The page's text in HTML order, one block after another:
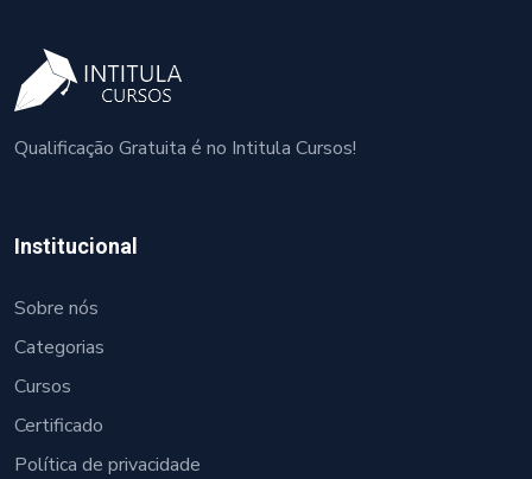
Qualificação Gratuita é no Intitula Cursos!
Institucional
Sobre nós
Categorias
Cursos
Certificado
Política de privacidade